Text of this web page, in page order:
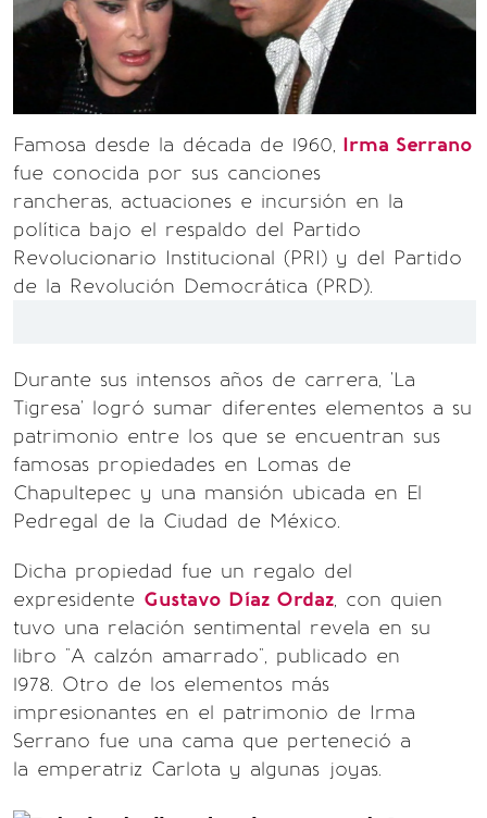
Famosa desde la década de 1960, Irma Serrano
fue conocida por sus canciones
rancheras, actuaciones e incursión en la
política bajo el respaldo del Partido
Revolucionario Institucional (PRI) y del Partido
de la Revolución Democrática (PRD).
Durante sus intensos años de carrera, 'La
Tigresa' logró sumar diferentes elementos a su
patrimonio entre los que se encuentran sus
famosas propiedades en Lomas de
Chapultepec y una mansión ubicada en El
Pedregal de la Ciudad de México.
Dicha propiedad fue un regalo del
expresidente Gustavo Díaz Ordaz, con quien
tuvo una relación sentimental revela en su
libro "A calzón amarrado", publicado en
1978. Otro de los elementos más
impresionantes en el patrimonio de Irma
Serrano fue una cama que perteneció a
la emperatriz Carlota y algunas joyas.